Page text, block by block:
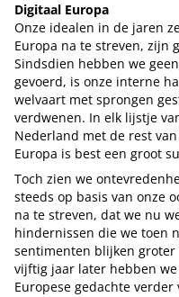
Digitaal Europa
Onze idealen in de jaren
Europa na te streven, zijn
Sindsdien hebben we
gevoerd, is onze interne
welvaart met sprongen
verdwenen. In elk lijstje
Nederland met de rest
Europa is best een groot
Toch zien we
steeds op basis van onze
na te streven, dat we nu
hindernissen die we toen
sentimenten blijken
vijftig jaar later hebben
Europese gedachte verder